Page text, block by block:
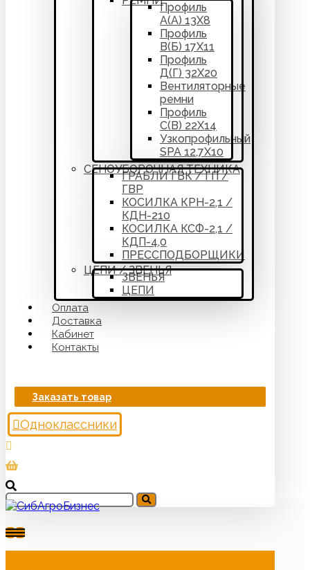
Профиль
А(А) 13Х8
Профиль
В(Б) 17Х11
Профиль
Д(Г) 32Х20
Вентиляторные
ремни
Профиль
С(В) 22Х14
Узкопрофильный
SPA 12,7Х10
СЕНОУБОРОЧНАЯ ТЕХНИКА
ГРАБЛИ ГВК / ГП /
ГВР
КОСИЛКА КРН-2,1 /
КДН-210
КОСИЛКА КСФ-2,1 /
КДП-4,0
ПРЕССПОДБОРЩИКИ
ЦЕПИ / ЗВЕНЬЯ
ЗВЕНЬЯ
ЦЕПИ
Оплата
Доставка
Кабинет
Контакты
Заказать товар
Одноклассники